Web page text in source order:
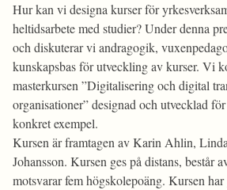
Hur kan vi designa kurser för
heltidsarbete med studier? Under denna
och diskuterar vi andragogik,
kunskapsbas för utveckling av kurser. Vi
masterkursen ”Digitalisering och digital
organisationer” designad och utvecklad
konkret exempel.
Kursen är framtagen av Karin Ahlin,
Johansson. Kursen ges på distans, består
motsvarar fem högskolepoäng. Kursen